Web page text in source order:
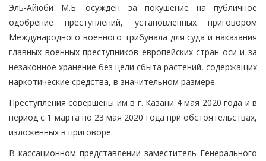
Эль-Айюби М.Б. осужден за покушение на публичное
одобрение преступлений, установленных приговором
Международного военного трибунала для суда и наказания
главных военных преступников европейских стран оси и за
незаконное хранение без цели сбыта растений, содержащих
наркотические средства, в значительном размере.
Преступления совершены им в г. Казани 4 мая 2020 года и в
период с 1 марта по 23 мая 2020 года при обстоятельствах,
изложенных в приговоре.
В кассационном представлении заместитель Генерального